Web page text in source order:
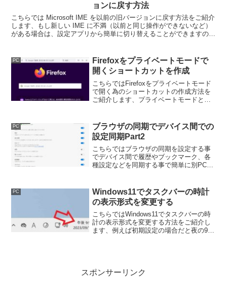
ョンに戻す方法
こちらでは Microsoft IME を以前の旧バージョンに戻す方法をご紹介
します、もし新しい IME に不満（以前と同じ操作ができないなど）
がある場合は、設定アプリから簡単に切り替えることができますので
PC
Firefoxをプライベートモードで
開くショートカットを作成
こちらではFirefoxをプライベートモード
で開く為のショートカットの作成方法を
ご紹介します、プライベートモードとは
機能ですね。
PC
ブラウザの同期でデバイス間での
設定同期Part2
こちらではブラウザの同期を設定する事
でデバイス間で履歴やブックマーク、各
種設定などを同期する事で簡単に別PCで
イスで使用の方にオススメです。Edgeと
Firefox編
PC
Windows11でタスクバーの時計
の表示形式を変更する
こちらではWindows11でタスクバーの時
計の表示形式を変更する方法をご紹介し
ます、例えば初期設定の場合だと夜の9時
スポンサーリンク